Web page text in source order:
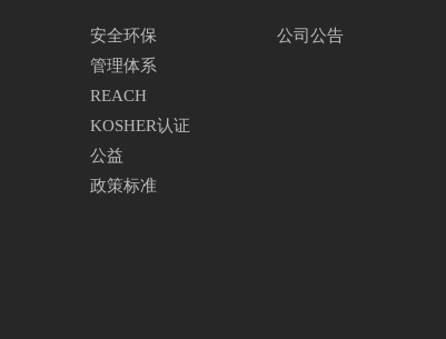
安全环保
管理体系
REACH
KOSHER认证
公益
政策标准
公司公告